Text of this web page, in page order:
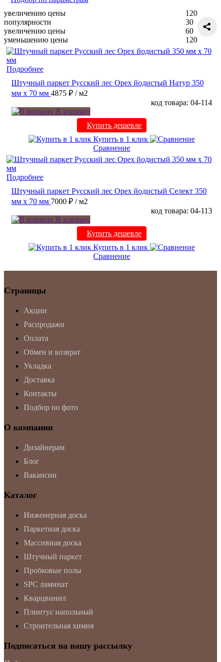
увеличению цены
популярности
увеличению цены
уменьшению цены
120
30
60
120
Подробнее
Штучный паркет Русский лес Орех йодистый Натур 350
мм х 70 мм 4875 ₽ / м2
код товара: 04-114
В корзину
Купить дешевле
Купить в 1 клик
Сравнение
Подробнее
Штучный паркет Русский лес Орех йодистый Селект 350
мм х 70 мм 7000 ₽ / м2
код товара: 04-113
В корзину
Купить дешевле
Купить в 1 клик
Сравнение
Страницы
Акции
Распродажи
Оплата
Обмен и возврат
Укладка
Доставка
Контакты
Подбор по фото
О компании
Дизайнерам
Блог
Вакансии
Каталог
Инженерная доска
Паркетная доска
Массивная доска
Штучный паркет
Пробковые полы
SPC ламинат
Кварцвинил
Плинтус напольный
Строительная химия
Подписаться на нашу рассылку